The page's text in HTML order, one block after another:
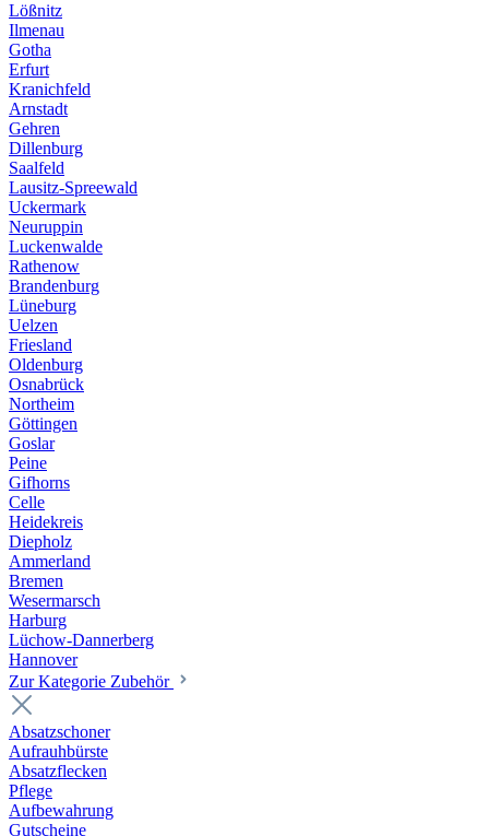
Lößnitz
Ilmenau
Gotha
Erfurt
Kranichfeld
Arnstadt
Gehren
Dillenburg
Saalfeld
Lausitz-Spreewald
Uckermark
Neuruppin
Luckenwalde
Rathenow
Brandenburg
Lüneburg
Uelzen
Friesland
Oldenburg
Osnabrück
Northeim
Göttingen
Goslar
Peine
Gifhorns
Celle
Heidekreis
Diepholz
Ammerland
Bremen
Wesermarsch
Harburg
Lüchow-Dannerberg
Hannover
Zur Kategorie Zubehör
Absatzschoner
Aufrauhbürste
Absatzflecken
Pflege
Aufbewahrung
Gutscheine